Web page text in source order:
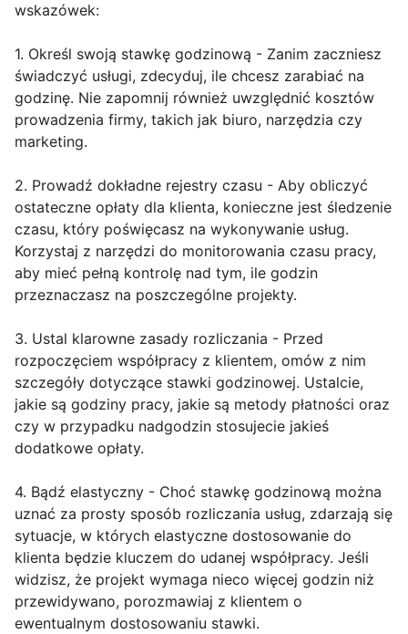
wskazówek:
1. Określ swoją stawkę godzinową - Zanim zaczniesz
świadczyć usługi, zdecyduj, ile chcesz zarabiać na
godzinę. Nie zapomnij również uwzględnić kosztów
prowadzenia firmy, takich jak biuro, narzędzia czy
marketing.
2. Prowadź dokładne rejestry czasu - Aby obliczyć
ostateczne opłaty dla klienta, konieczne jest śledzenie
czasu, który poświęcasz na wykonywanie usług.
Korzystaj z narzędzi do monitorowania czasu pracy,
aby mieć pełną kontrolę nad tym, ile godzin
przeznaczasz na poszczególne projekty.
3. Ustal klarowne zasady rozliczania - Przed
rozpoczęciem współpracy z klientem, omów z nim
szczegóły dotyczące stawki godzinowej. Ustalcie,
jakie są godziny pracy, jakie są metody płatności oraz
czy w przypadku nadgodzin stosujecie jakieś
dodatkowe opłaty.
4. Bądź elastyczny - Choć stawkę godzinową można
uznać za prosty sposób rozliczania usług, zdarzają się
sytuacje, w których elastyczne dostosowanie do
klienta będzie kluczem do udanej współpracy. Jeśli
widzisz, że projekt wymaga nieco więcej godzin niż
przewidywano, porozmawiaj z klientem o
ewentualnym dostosowaniu stawki.